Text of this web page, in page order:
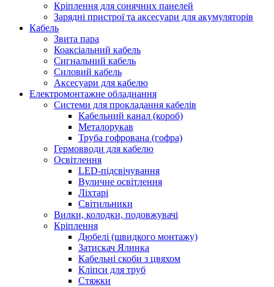
Кріплення для сонячних панелей
Зарядні пристрої та аксесуари для акумуляторів
Кабель
Звита пара
Коаксіальний кабель
Сигнальний кабель
Силовий кабель
Аксесуари для кабелю
Електромонтажне обладнання
Системи для прокладання кабелів
Кабельний канал (короб)
Металорукав
Труба гофрована (гофра)
Гермовводи для кабелю
Освітлення
LED-підсвічування
Вуличне освітлення
Ліхтарі
Світильники
Вилки, колодки, подовжувачі
Кріплення
Дюбелі (швидкого монтажу)
Затискач Ялинка
Кабельні скоби з цвяхом
Кліпси для труб
Стяжки